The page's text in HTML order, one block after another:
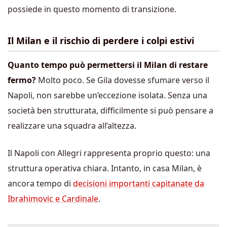
possiede in questo momento di transizione.
Il Milan e il rischio di perdere i colpi estivi
Quanto tempo può permettersi il Milan di restare
fermo? Molto poco. Se Gila dovesse sfumare verso il
Napoli, non sarebbe un’eccezione isolata. Senza una
società ben strutturata, difficilmente si può pensare a
realizzare una squadra all’altezza.
Il Napoli con Allegri rappresenta proprio questo: una
struttura operativa chiara. Intanto, in casa Milan, è
ancora tempo di decisioni importanti capitanate da
Ibrahimovic e Cardinale.